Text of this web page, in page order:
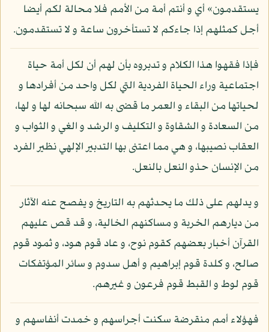
يستقدمون» أي و أنتم أمة من الأمم فلا محالة لكم أيضا
أجل كمثلهم إذا جاءكم لا تستأخرون ساعة و لا تستقدمون.
فإذا فقهوا هذا الكلام و تدبروه بأن لهم أن لكل أمة حياة
اجتماعية وراء الحياة الفردية التي لكل واحد من أفرادها و
لحياتها من البقاء و العمر ما قضى به الله سبحانه لها و لها،
من السعادة و الشقاوة و التكليف و الرشد و الغي و الثواب و
العقاب نصيبها، و هي مما اعتنى بها التدبير الإلهي نظير الفرد
من الإنسان حذو النعل بالنعل.
و يدلهم على ذلك ما يحدثهم به التاريخ و يفصح عنه الآثار
من ديارهم الخربة و مساكنهم الخالية، و قد قص عليهم
القرآن أخبار بعضهم كقوم نوح، و عاد قوم هود، و ثمود قوم
صالح، و كلدة قوم إبراهيم و أهل سدوم و سائر المؤتفكات
قوم لوط و القبط قوم فرعون و غيرهم.
فهؤلاء أمم منقرضة سكنت أجراسهم و خمدت أنفاسهم و